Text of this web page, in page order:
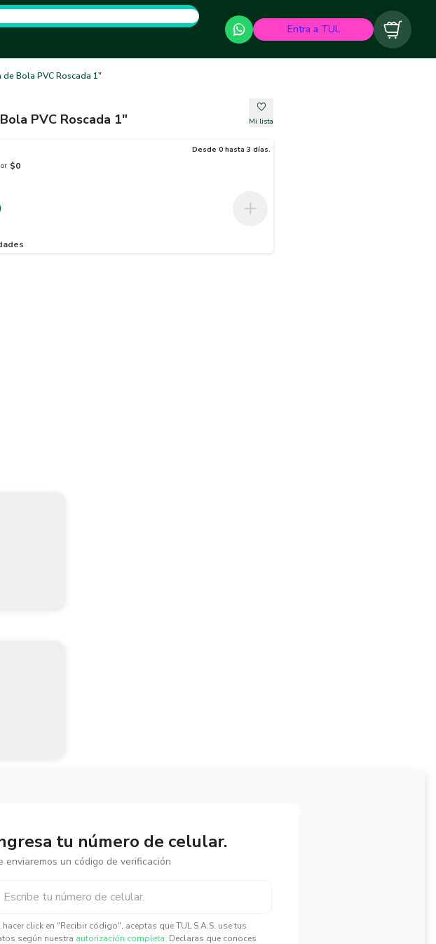
Entra a TUL Carrito
de Bola PVC Roscada 1"
PVC Roscada 1" Mi lista
Desde 0 hasta 3 días.
$0
tu número de celular.
enviaremos un código de verificación
click en "Recibir código", aceptas que TUL S.A.S. use tus
según nuestra autorización completa. Declaras que conoces